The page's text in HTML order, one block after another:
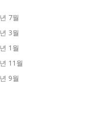
7월
3월
1월
11월
9월